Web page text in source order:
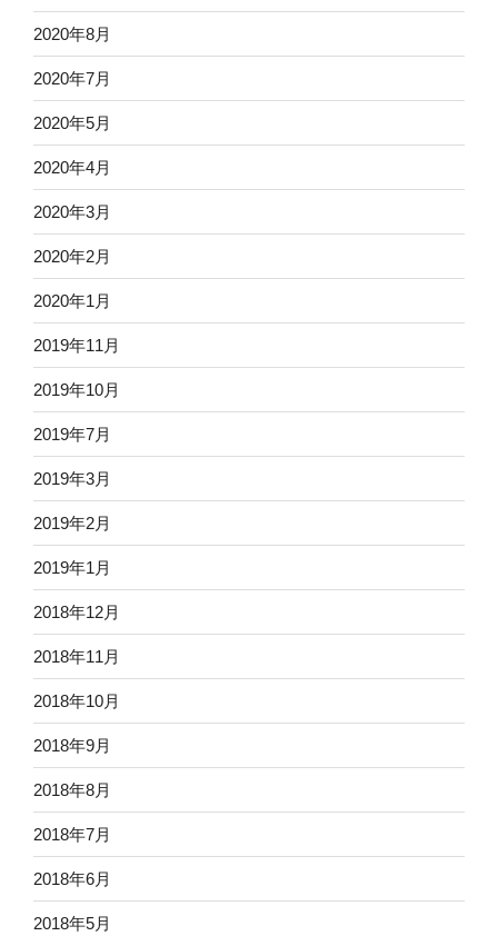
2020年8月
2020年7月
2020年5月
2020年4月
2020年3月
2020年2月
2020年1月
2019年11月
2019年10月
2019年7月
2019年3月
2019年2月
2019年1月
2018年12月
2018年11月
2018年10月
2018年9月
2018年8月
2018年7月
2018年6月
2018年5月